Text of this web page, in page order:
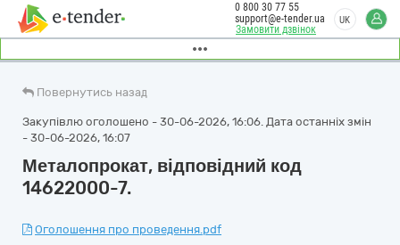
Замовити дзвінок
0 800 30 77 55
support@e-tender.ua
UK
Повернутись назад
Закупівлю оголошено - 30-06-2026, 16:06. Дата останніх змін
- 30-06-2026, 16:07
Металопрокат, відповідний код
14622000-7.
Оголошення про проведення.pdf